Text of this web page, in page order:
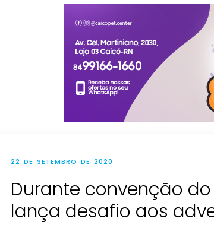
22 DE SETEMBRO DE 2020
Durante convenção do
lança desafio aos